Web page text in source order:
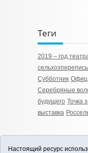
Теги
2019 – год
Субботник Офиц
Серебряные
будущего Точка
выставка
Настоящий ресурс